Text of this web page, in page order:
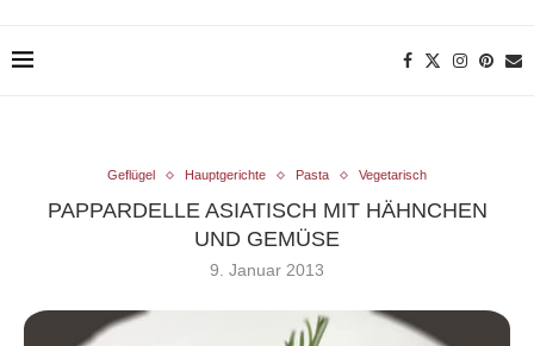
Geflügel Hauptgerichte Pasta Vegetarisch
PAPPARDELLE ASIATISCH MIT HÄHNCHEN
UND GEMÜSE
9. Januar 2013